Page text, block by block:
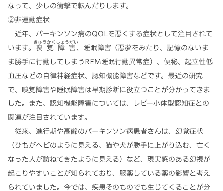
なって、少しの衝撃で転んだりします。
②非運動症状
近年、パーキンソン病のQOLを悪くする症状として注目されて
います。
嗅覚障害
きゅうかくしょうがい
、睡眠障害（悪夢をみたり、記憶のないま
ま勝手に行動してしまうREM睡眠行動異常症）、便秘、起立性低
血圧などの自律神経症状、認知機能障害などです。最近の研究
で、嗅覚障害や睡眠障害は早期診断に役立つことが分かってきま
した。また、認知機能障害については、レビー小体型認知症との
関連が注目されています。
従来、進行期や高齢のパーキンソン病患者さんは、幻覚症状
（ひもがヘビのように見える、猫や犬が勝手に上がり込む、亡く
なった人が訪ねてきたように見える）など、現実感のある幻視が
起こりやすいことが知られており、服薬している薬の影響と考え
られていました。今では、疾患そのものでも生じてくることが分